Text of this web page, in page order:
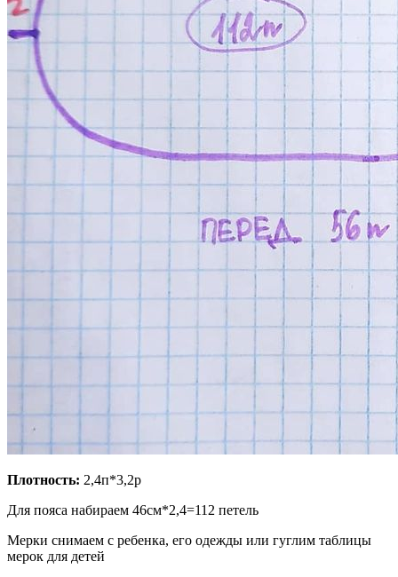
Плотность: 2,4п*3,2р
Для пояса набираем 46см*2,4=112 петель
Мерки снимаем с ребенка, его одежды или гуглим таблицы
мерок для детей